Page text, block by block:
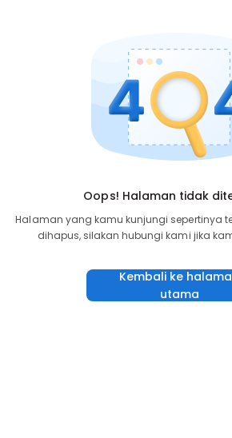
Oops! Halaman tidak
Halaman yang kamu kunjungi sepertinya
dihapus, silakan hubungi kami jika
Kembali ke
utama